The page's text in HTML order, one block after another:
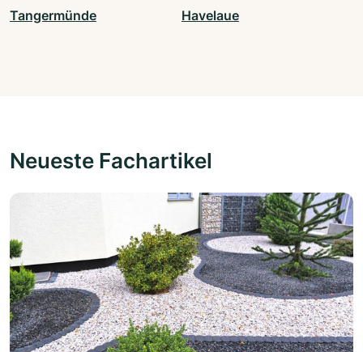
Tangermünde Havelaue
Neueste Fachartikel